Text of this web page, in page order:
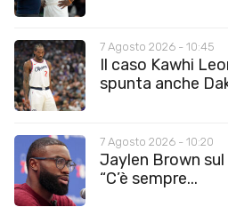
7 Agosto 2026 - 10:45
Il caso Kawhi
spunta anche
7 Agosto 2026 - 10:20
Jaylen Brown
“C’è sempre...